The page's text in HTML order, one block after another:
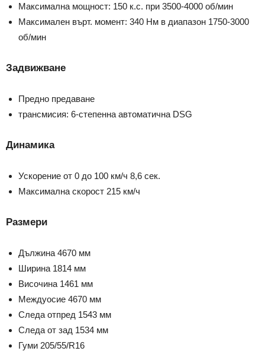
Максимална мощност: 150 к.с. при 3500-4000 об/мин
Максимален върт. момент: 340 Нм в диапазон 1750-3000
об/мин
Задвижване
Предно предаване
трансмисия: 6-степенна автоматична DSG
Динамика
Ускорение от 0 до 100 км/ч 8,6 сек.
Максимална скорост 215 км/ч
Размери
Дължина 4670 мм
Ширина 1814 мм
Височина 1461 мм
Междуосие 4670 мм
Следа отпред 1543 мм
Следа от зад 1534 мм
Гуми 205/55/R16